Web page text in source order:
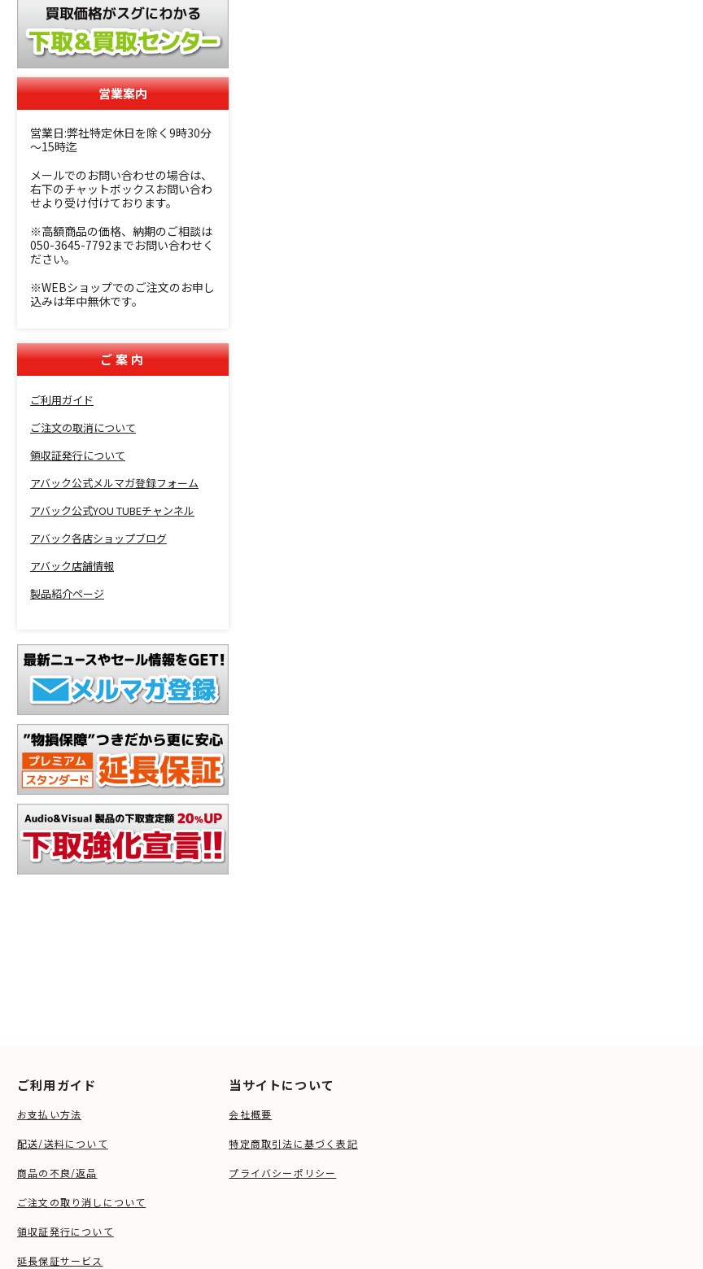
営業案内
営業日:弊社特定休日を除く9時30分
～15時迄
メールでのお問い合わせの場合は、
右下のチャットボックスお問い合わ
せより受け付けております。
※高額商品の価格、納期のご相談は
050-3645-7792までお問い合わせく
ださい。
※WEBショップでのご注文のお申し
込みは年中無休です。
ご案内
ご利用ガイド
ご注文の取消について
領収証発行について
アバック公式メルマガ登録フォーム
アバック公式YOU TUBEチャンネル
アバック各店ショップブログ
アバック店舗情報
製品紹介ページ
ご利用ガイド
お支払い方法
配送/送料について
商品の不良/返品
ご注文の取り消しについて
領収証発行について
延長保証サービス
当サイトについて
会社概要
特定商取引法に基づく表記
プライバシーポリシー